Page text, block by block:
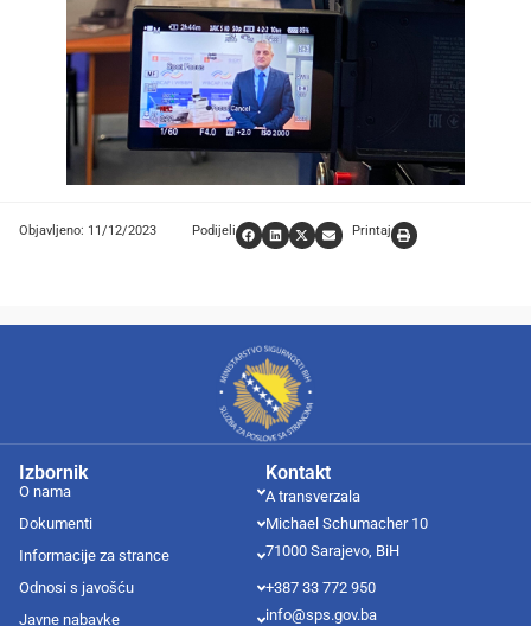
Objavljeno: 11/12/2023 Podijeli Printaj
Kontakt
A transverzala
Michael Schumacher 10
71000 Sarajevo, BiH
+387 33 772 950
info@sps.gov.ba
Izbornik
O nama
Dokumenti
Informacije za strance
Odnosi s javošću
Javne nabavke